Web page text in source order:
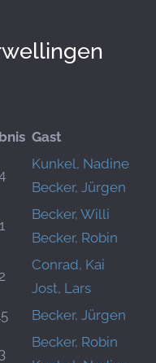
Gast
Kunkel, Nadine
Becker, Jürgen
Becker, Willi
Becker, Robin
Conrad, Kai
Jost, Lars
Becker, Jürgen
Becker, Robin